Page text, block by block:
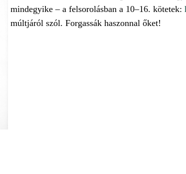
mindegyike – a felsorolásban a 10–16. kötetek:
múltjáról szól. Forgassák haszonnal őket!